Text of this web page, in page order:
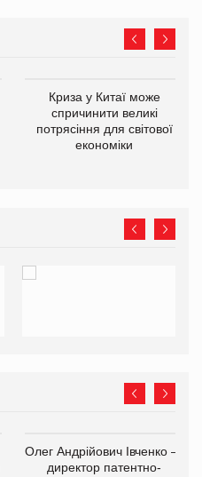
Криза у Китаї може
спричинити великі
потрясіння для світової
економіки
Олег Андрійович Івченко —
директор патентно-